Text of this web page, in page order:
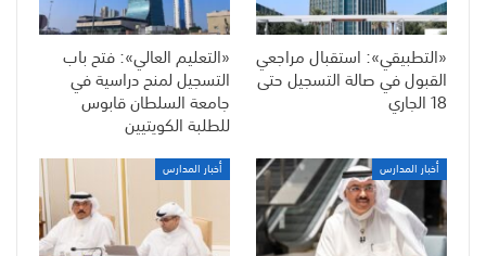
«التطبيقي»: استقبال مراجعي
القبول في صالة التسجيل حتى
18 الجاري
«التعليم العالي»: فتح باب
التسجيل لمنح دراسية في
جامعة السلطان قابوس
للطلبة الكويتيين
أخبار المدارس أخبار المدارس